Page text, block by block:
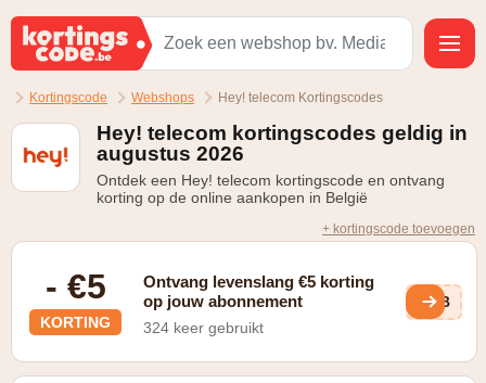
Kortingscode Webshops Hey! telecom Kortingscodes
Hey! telecom kortingscodes geldig in
augustus 2026
Ontdek een Hey! telecom kortingscode en ontvang
korting op de online aankopen in België
+ kortingscode toevoegen
- €5
KORTING
Ontvang levenslang €5 korting
op jouw abonnement
324 keer gebruikt
KUB